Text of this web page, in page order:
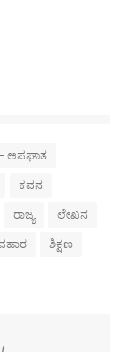
ಅಪಘಾತ
ಕವನ
ರಾಜ್ಯ
ಲೇಖನ
ಶಿಕ್ಷಣ